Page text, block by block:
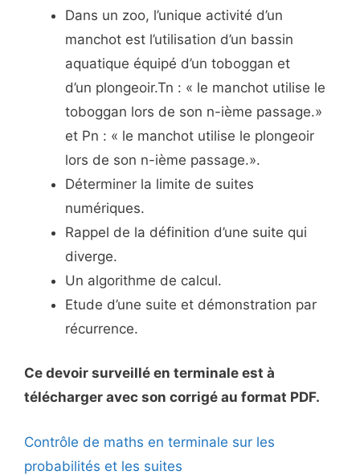
Dans un zoo, l’unique activité d’un
manchot est l’utilisation d’un bassin
aquatique équipé d’un toboggan et
d’un plongeoir.Tn : « le manchot utilise le
toboggan lors de son n-ième passage.»
et Pn : « le manchot utilise le plongeoir
lors de son n-ième passage.».
Déterminer la limite de suites
numériques.
Rappel de la définition d’une suite qui
diverge.
Un algorithme de calcul.
Etude d’une suite et démonstration par
récurrence.
Ce devoir surveillé en terminale est à
télécharger avec son corrigé au format PDF.
Contrôle de maths en terminale sur les
probabilités et les suites